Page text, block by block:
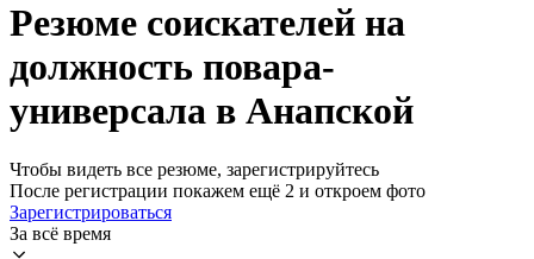
Резюме соискателей на
должность повара-
универсала в Анапской
Чтобы видеть все резюме, зарегистрируйтесь
После регистрации покажем ещё 2 и откроем фото
Зарегистрироваться
За всё время